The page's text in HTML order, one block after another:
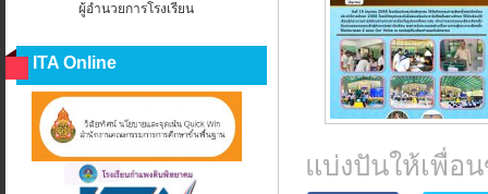
แบ่งปันให้เพื่อ
ผู้อำนวยการโรงเรียน
ITA Online